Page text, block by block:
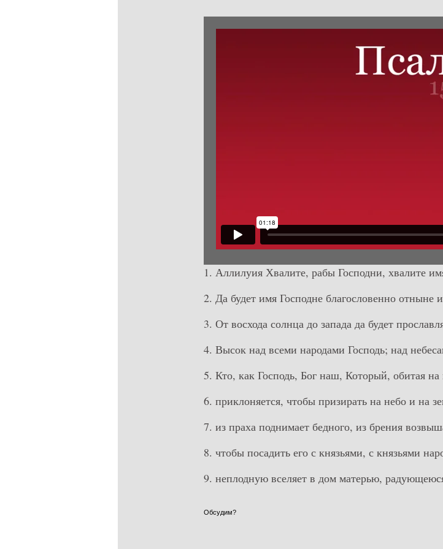
1. Аллилуия Хвалите, рабы Господни, хвалите
2. Да будет имя Господне благословенно отныне
3. От восхода солнца до запада да будет
4. Высок над всеми народами Господь; над
5. Кто, как Господь, Бог наш, Который, обитая на
6. приклоняется, чтобы призирать на небо и на
7. из праха поднимает бедного, из брения
8. чтобы посадить его с князьями, с князьями
9. неплодную вселяет в дом матерью,
Обсудим?